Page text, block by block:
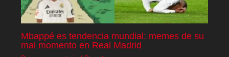
Mbappé es tendencia mundial: memes de su
mal momento en Real Madrid